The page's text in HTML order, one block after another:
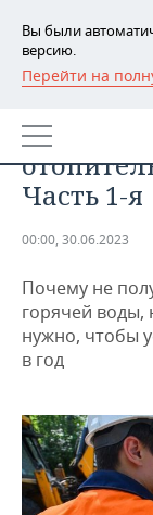
Вы были
версию.
Перейти на
РЕГИОНЫ
ТАТАРСТАН
НОВОСТИ
АНАЛИТИКА
ДЕКЛАРАЦИИ
КОРОЛИ
КОМУ
ТОРГОВЫЕ
ТАТАРСТАНА
НОВОСТИ
ФИНАНСЫ
БЮДЖЕТ
ИНВЕСТИЦИИ
НОВОСТИ
НЕФТЕХИМИЯ
НОВОСТИ
БИЗНЕС
НОВОСТИ
ТЕХНОЛОГИИ
Как
Часть 1-я
00:00, 30.06.2023
Почему не
горячей воды,
нужно, чтобы
в год